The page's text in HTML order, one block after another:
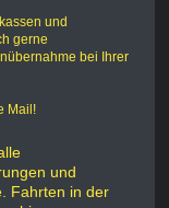
und
gerne
bei Ihrer
Mail!
und
Fahrten in der